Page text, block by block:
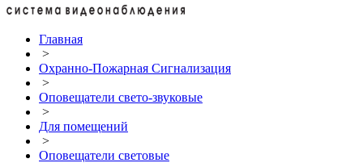
Главная
>
Охранно-Пожарная Сигнализация
>
Оповещатели свето-звуковые
>
Для помещений
>
Оповещатели световые